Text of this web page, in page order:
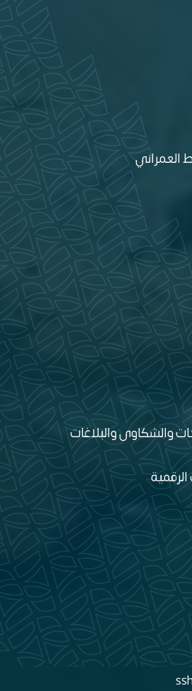
العمراني
والشكاوى والبلاغات